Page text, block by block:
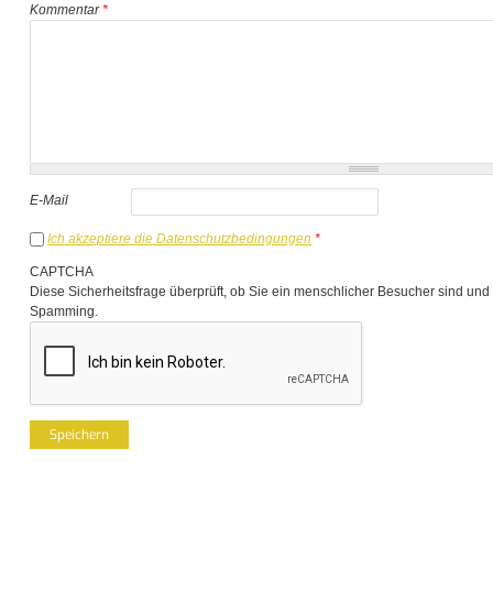
Kommentar*
E-Mail
Ich akzeptiere die Datenschutzbedingungen *
CAPTCHA
Diese Sicherheitsfrage überprüft, ob Sie ein menschlicher Besucher sind
Spamming.